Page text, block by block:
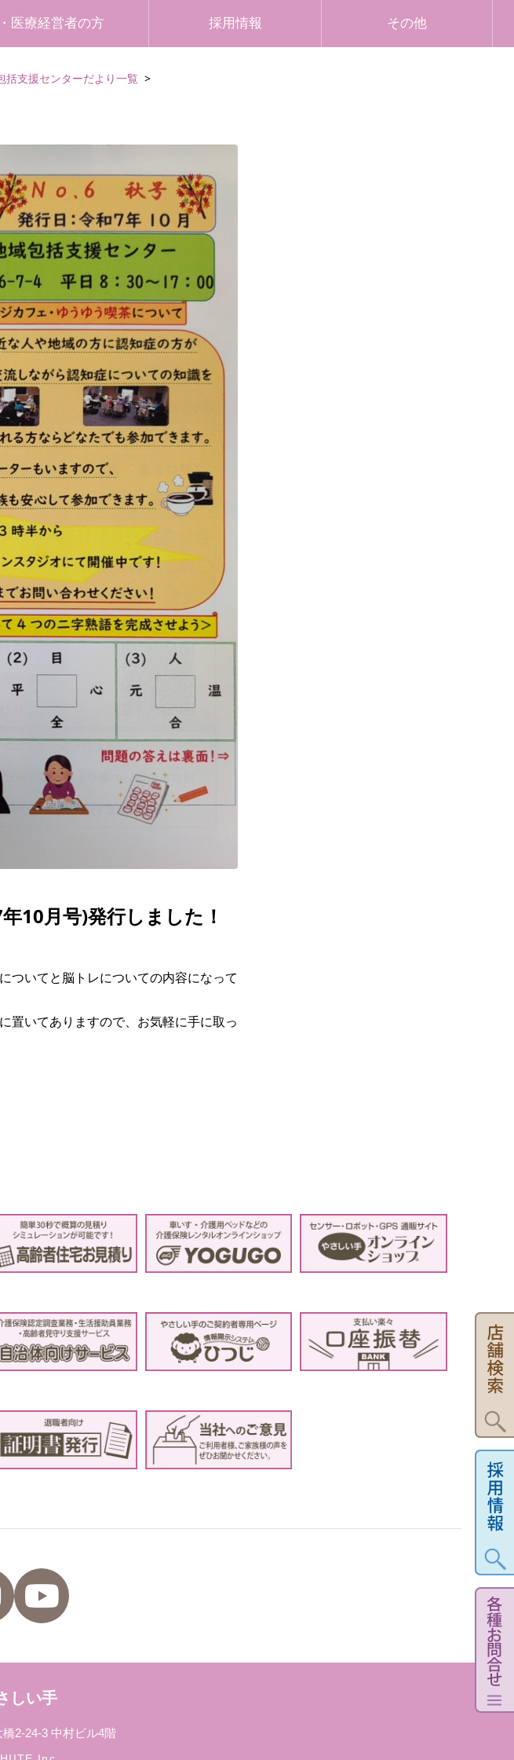
医療経営者の方 採用情報 その他
括支援センターだより一覧
10月号)発行しました！
ついてと脳トレについての内容になって
置いてありますので、お気軽に手に取っ
しい手
2-24-3 中村ビル4階